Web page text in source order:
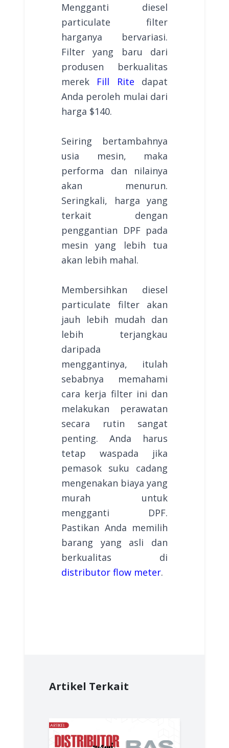
Mengganti diesel
particulate filter
harganya bervariasi.
Filter yang baru dari
produsen berkualitas
merek Fill Rite dapat
Anda peroleh mulai dari
harga $140.
Seiring bertambahnya
usia mesin, maka
performa dan nilainya
akan menurun.
Seringkali, harga yang
terkait dengan
penggantian DPF pada
mesin yang lebih tua
akan lebih mahal.
Membersihkan diesel
particulate filter akan
jauh lebih mudah dan
lebih terjangkau
daripada
menggantinya, itulah
sebabnya memahami
cara kerja filter ini dan
melakukan perawatan
secara rutin sangat
penting. Anda harus
tetap waspada jika
pemasok suku cadang
mengenakan biaya yang
murah untuk
mengganti DPF.
Pastikan Anda memilih
barang yang asli dan
berkualitas di
distributor flow meter.
Artikel Terkait